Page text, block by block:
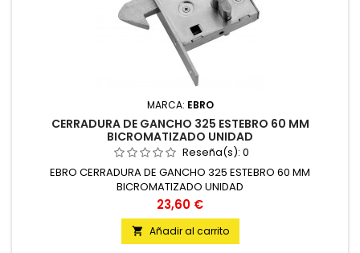
MARCA: EBRO
CERRADURA DE GANCHO 325 ESTEBRO 60 MM
BICROMATIZADO UNIDAD
Reseña(s): 0
EBRO CERRADURA DE GANCHO 325 ESTEBRO 60 MM
BICROMATIZADO UNIDAD
Precio
23,60 €
 Añadir al carrito